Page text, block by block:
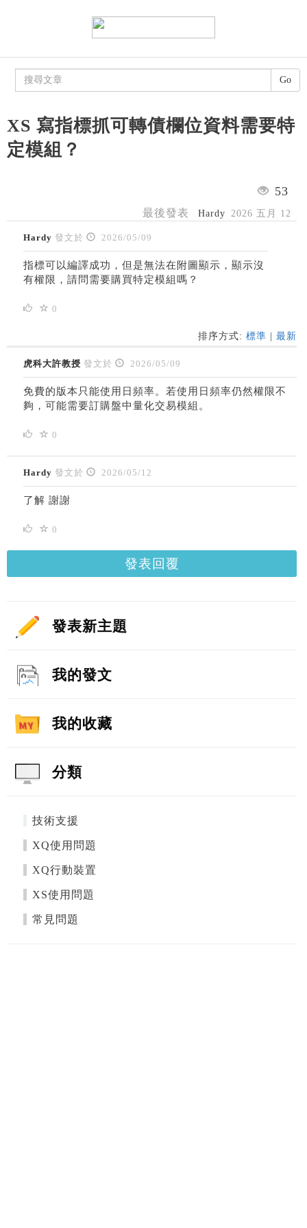
XS 寫指標抓可轉債欄位資料需要特
定模組？
53
最後發表 Hardy 2026 五月 12
Hardy 發文於 2026/05/09
指標可以編譯成功，但是無法在附圖顯示，顯示沒
有權限，請問需要購買特定模組嗎？
0
排序方式: 標準 最新
虎科大許教授 發文於 2026/05/09
免費的版本只能使用日頻率。若使用日頻率仍然權限不
夠，可能需要訂購盤中量化交易模組。
0
Hardy 發文於 2026/05/12
了解 謝謝
0
發表回覆
Go
發表新主題
我的發文
我的收藏
分類
技術支援
XQ使用問題
XQ行動裝置
XS使用問題
常見問題